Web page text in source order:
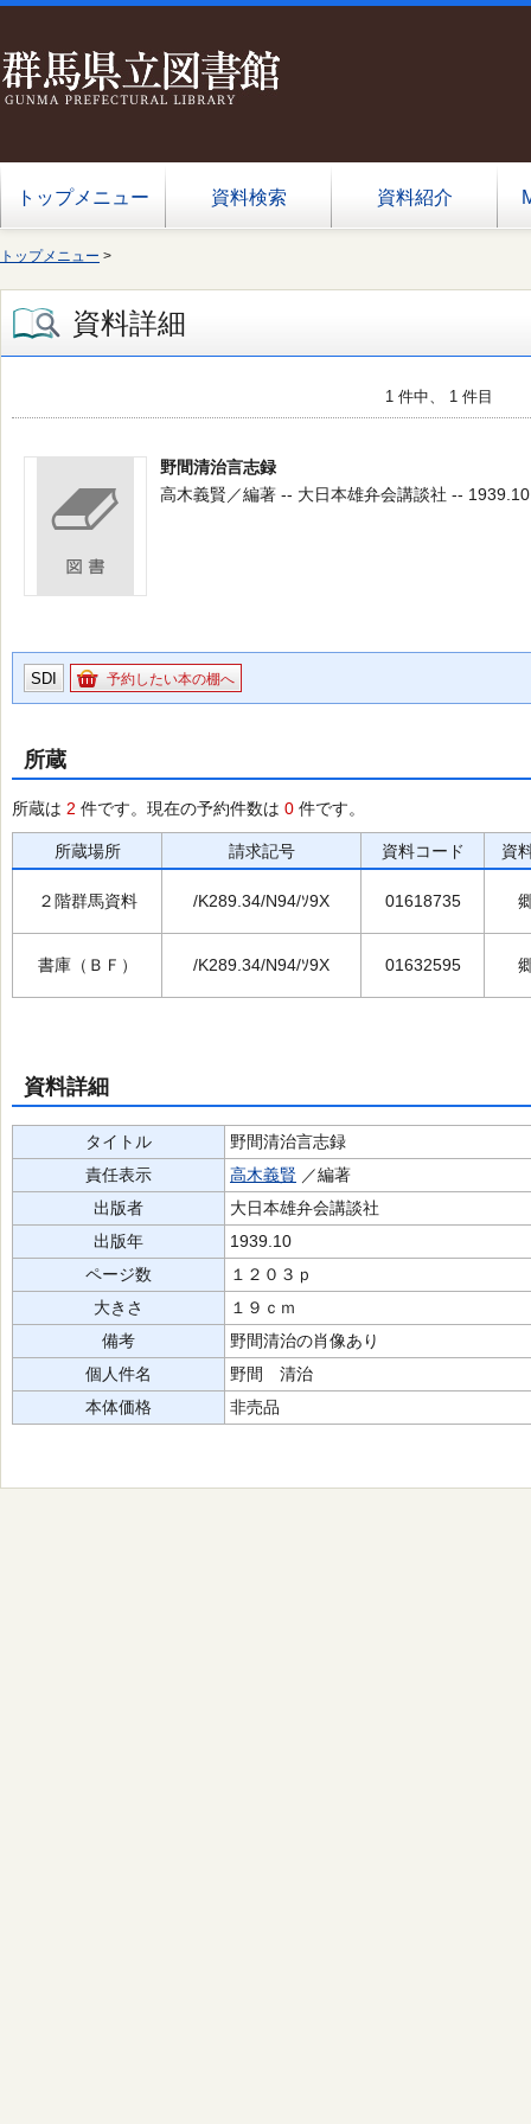
トップメニュー 資料検索 資料紹介
トップメニュー >
資料詳細
1 件中、 1 件目
野間清治言志録
高木義賢／編著 -- 大日本雄弁会講談社 --
SDI 予約したい本の棚へ
所蔵
所蔵は 2 件です。現在の予約件数は 0 件です。
所蔵場所 請求記号 資料コード 資
２階群馬資料 /K289.34/N94/ｿ9X 01618735
書庫（ＢＦ） /K289.34/N94/ｿ9X 01632595
資料詳細
タイトル
野間清治言志録
責任表示
高木義賢 ／編著
出版者
大日本雄弁会講談社
出版年
1939.10
ページ数
１２０３ｐ
大きさ
１９ｃｍ
備考
野間清治の肖像あり
個人件名
野間 清治
本体価格
非売品